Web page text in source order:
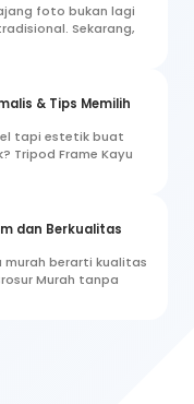
foto bukan lagi
Sekarang,
& Tips Memilih
tapi estetik buat
Tripod Frame Kayu
dan Berkualitas
berarti kualitas
Murah tanpa